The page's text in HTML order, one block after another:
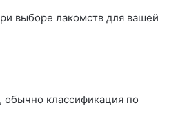
выборе лакомств для вашей
обычно классификация по